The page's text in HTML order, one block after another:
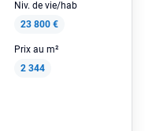
Niv. de vie/hab
23 800 €
Prix au m²
2 344